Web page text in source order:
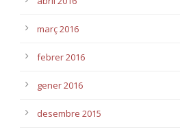
març 2016
febrer 2016
gener 2016
desembre 2015